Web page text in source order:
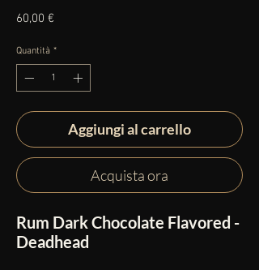
60,00 €
Quantità *
Aggiungi al carrello
Acquista ora
Rum Dark Chocolate Flavored -
Deadhead